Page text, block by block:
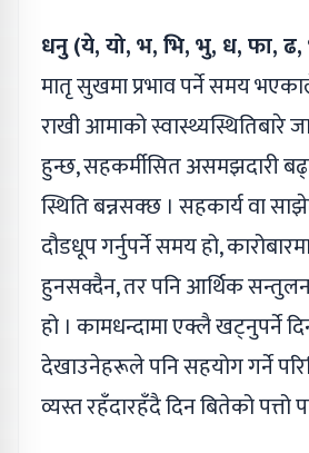
धनु (ये, यो, भ, भि, भु, ध, फा,
मातृ सुखमा प्रभाव पर्ने समय
राखी आमाको स्वास्थ्यस्थितिबारे
हुन्छ, सहकर्मीसित असमझदारी
स्थिति बन्नसक्छ । सहकार्य वा
दौडधूप गर्नुपर्ने समय हो,
हुनसक्दैन, तर पनि आर्थिक
हो । कामधन्दामा एक्लै खट्नुपर्ने
देखाउनेहरूले पनि सहयोग गर्ने
व्यस्त रहँदारहँदै दिन बितेको पत्तो